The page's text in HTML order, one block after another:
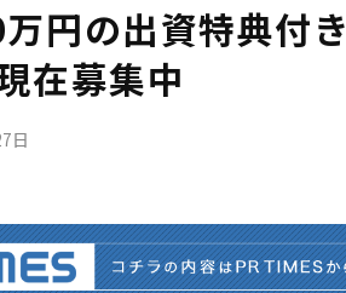
円の出資特典付
在募集中
日